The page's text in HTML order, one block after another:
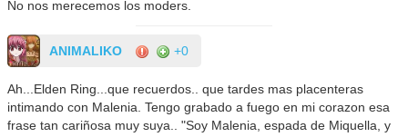
No nos merecemos los moders.
ANIMALIKO +0
Ah...Elden Ring...que recuerdos.. que tardes mas placenteras
intimando con Malenia. Tengo grabado a fuego en mi corazon esa
frase tan cariñosa muy suya.. "Soy Malenia, espada de Miquella, y